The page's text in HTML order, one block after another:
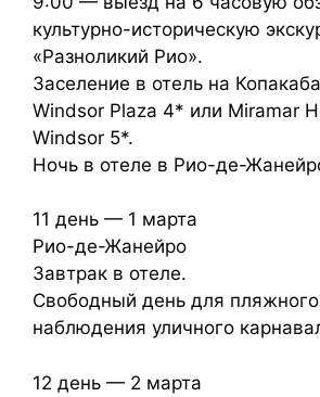
культурно-историческую
«Разноликий Рио».
Заселение в отель на
Windsor Plaza 4* или Miramar
Windsor 5*.
Ночь в отеле в Рио-де-
11 день — 1 марта
Рио-де-Жанейро
Завтрак в отеле.
Свободный день для
наблюдения уличного
12 день — 2 марта